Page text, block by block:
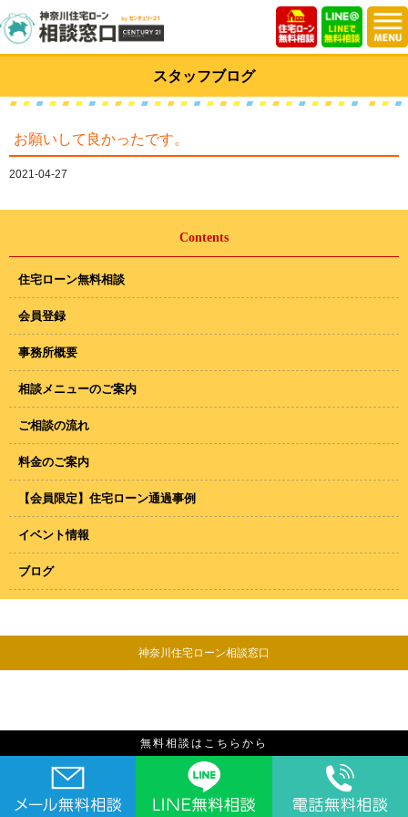
スタッフブログ
お願いして良かったです。
2021-04-27
Contents
住宅ローン無料相談
会員登録
事務所概要
相談メニューのご案内
ご相談の流れ
料金のご案内
【会員限定】住宅ローン通過事例
イベント情報
ブログ
神奈川住宅ローン相談窓口
無料相談はこちらから